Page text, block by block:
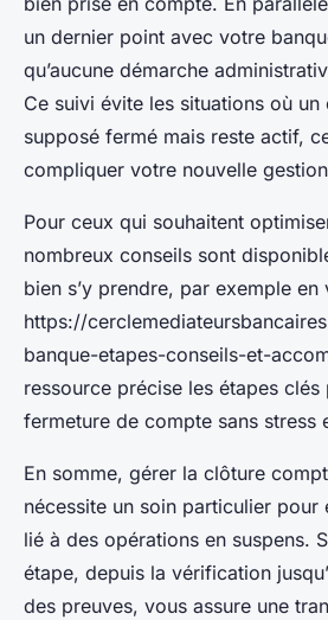
un dernier point avec votre
qu’aucune démarche
Ce suivi évite les situations où
supposé fermé mais reste actif,
compliquer votre nouvelle
Pour ceux qui souhaitent
nombreux conseils sont
bien s’y prendre, par exemple en
https://
banque-etapes-conseils-et-
ressource précise les étapes clés
fermeture de compte sans stress
En somme, gérer la clôture
nécessite un soin particulier
lié à des opérations en suspens.
étape, depuis la vérification
des preuves, vous assure une